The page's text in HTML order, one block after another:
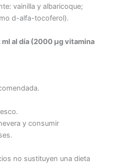
vainilla y albaricoque;
d-alfa-tocoferol).
ml al día (2000 µg vitamina
y consumir
no sustituyen una dieta